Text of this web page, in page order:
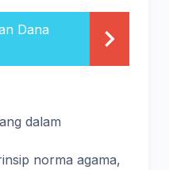
Dana
dalam
norma agama,